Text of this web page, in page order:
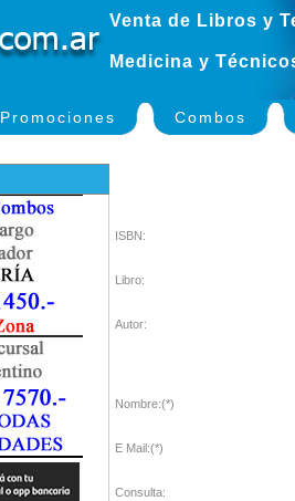
Venta de Libros y
Medicina y
Promociones Combos
ISBN:
Libro:
Autor:
Nombre:(*)
E Mail:(*)
Consulta: